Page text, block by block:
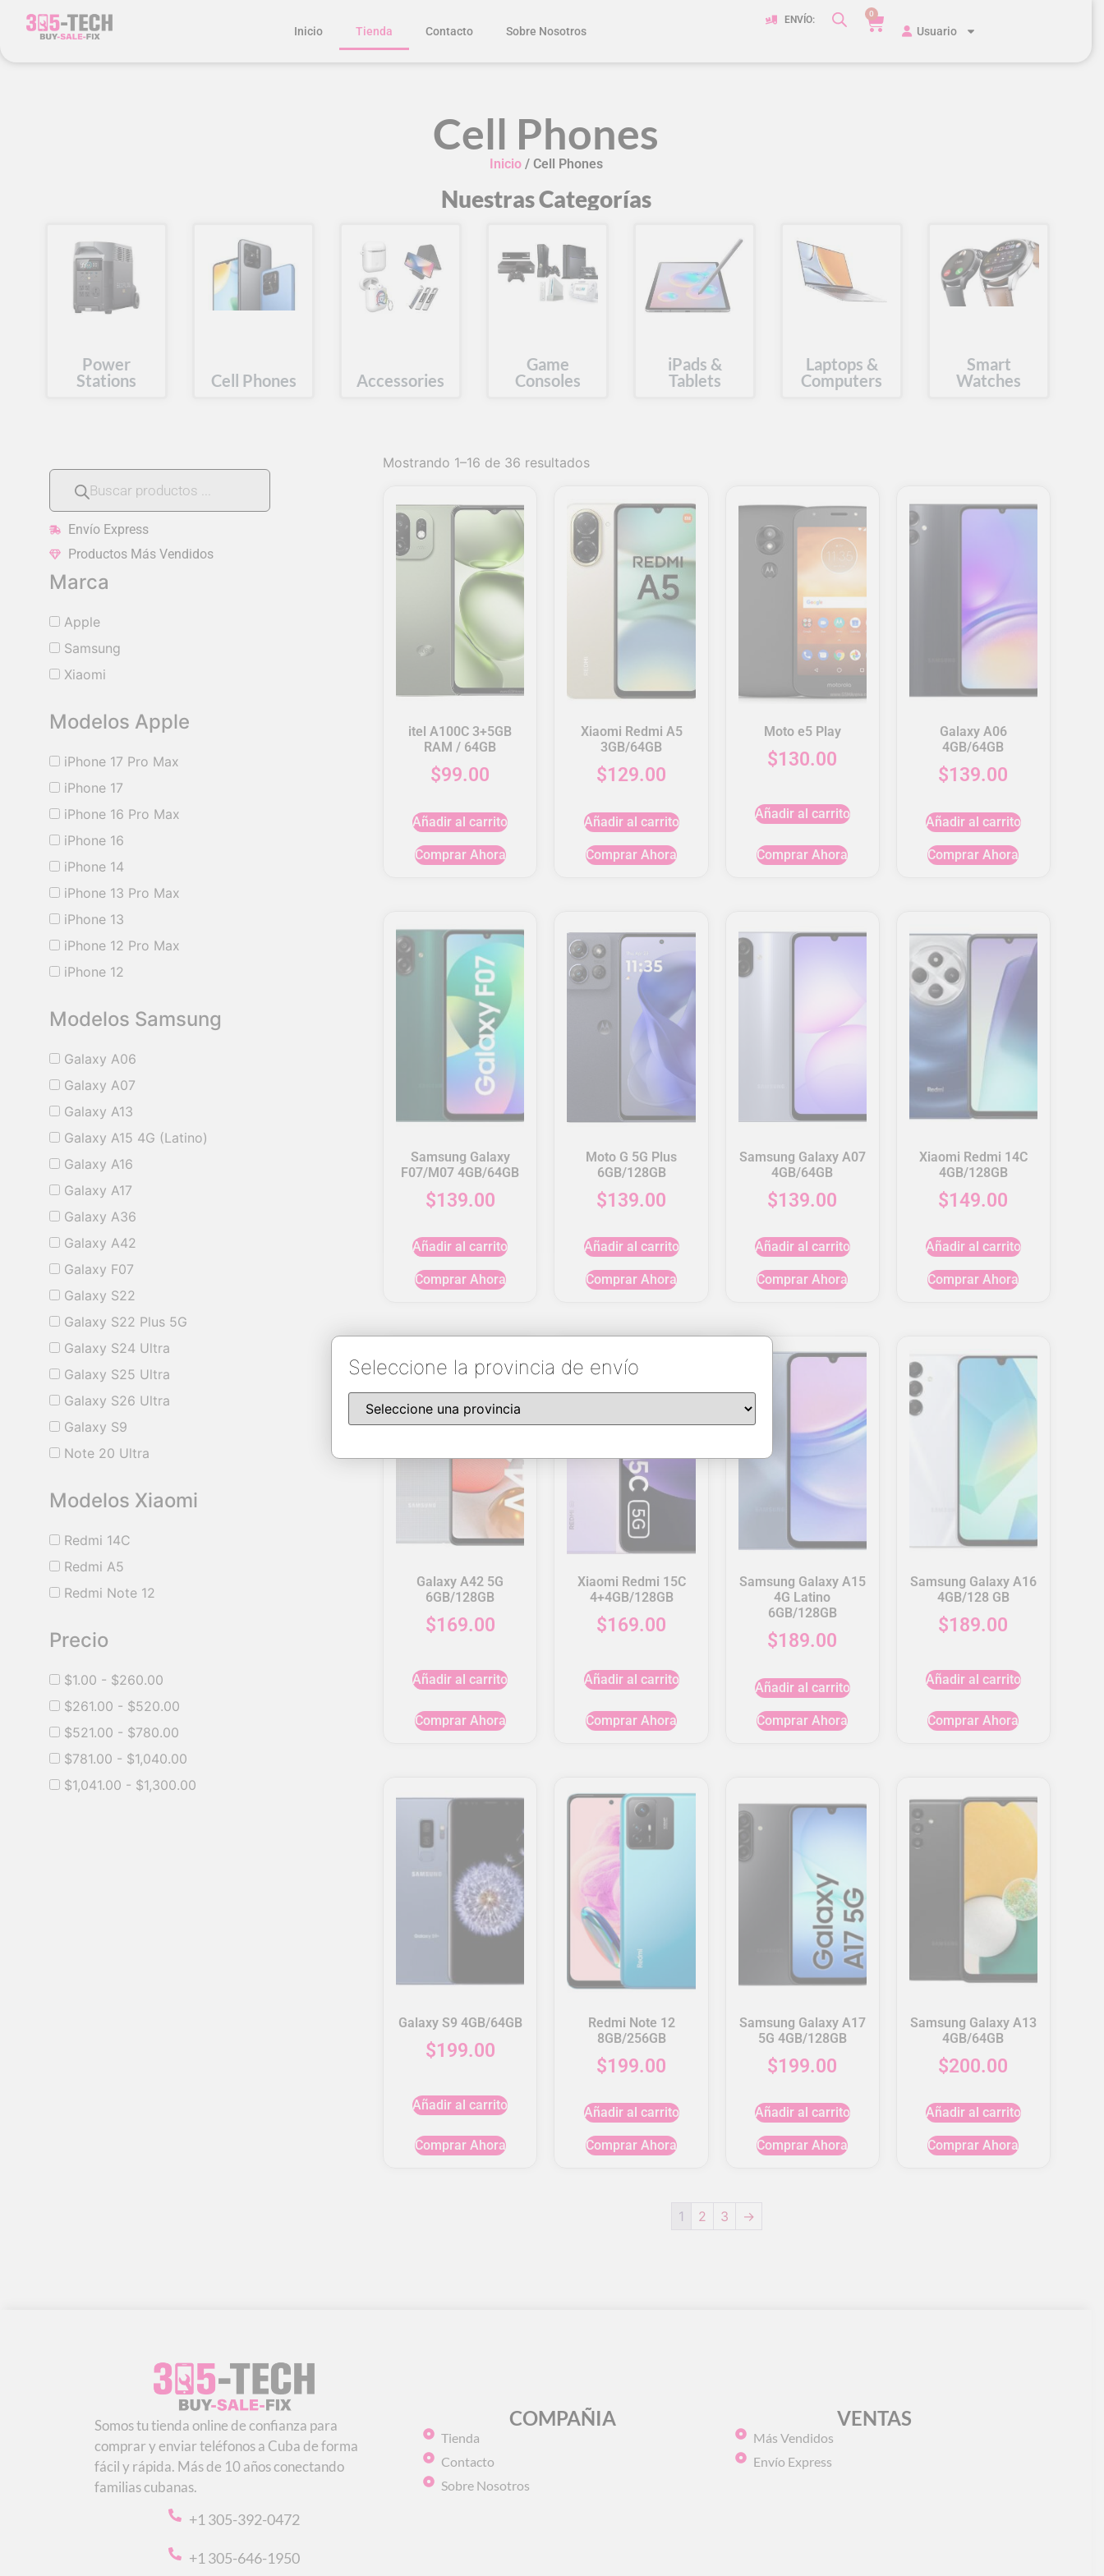
Inicio Tienda Contacto Sobre Nosotros
ENVÍO:
0
Usuario
Cell Phones
Inicio/ Cell Phones
Nuestras Categorías
Power
Stations
Cell Phones Accessories
Game
Consoles
iPads &
Tablets
Laptops &
Computers
Smart
Watches
Envío Express
Productos Más Vendidos
Marca
Apple
Samsung
Xiaomi
Modelos Apple
iPhone 17 Pro Max
iPhone 17
iPhone 16 Pro Max
iPhone 16
iPhone 14
iPhone 13 Pro Max
iPhone 13
iPhone 12 Pro Max
iPhone 12
Modelos Samsung
Galaxy A06
Galaxy A07
Galaxy A13
Galaxy A15 4G (Latino)
Galaxy A16
Galaxy A17
Galaxy A36
Galaxy A42
Galaxy F07
Galaxy S22
Galaxy S22 Plus 5G
Galaxy S24 Ultra
Galaxy S25 Ultra
Galaxy S26 Ultra
Galaxy S9
Note 20 Ultra
Modelos Xiaomi
Redmi 14C
Redmi A5
Redmi Note 12
Precio
$1.00 - $260.00
$261.00 - $520.00
$521.00 - $780.00
$781.00 - $1,040.00
$1,041.00 - $1,300.00
Mostrando 1–16 de 36 resultados
itel A100C 3+5GB
RAM / 64GB
$99.00
Añadir al carrito
Comprar Ahora
Xiaomi Redmi A5
3GB/64GB
$129.00
Añadir al carrito
Comprar Ahora
Moto e5 Play
$130.00
Añadir al carrito
Comprar Ahora
Galaxy A06
4GB/64GB
$139.00
Añadir al carrito
Comprar Ahora
Samsung Galaxy
F07/M07 4GB/64GB
$139.00
Añadir al carrito
Comprar Ahora
Moto G 5G Plus
6GB/128GB
$139.00
Añadir al carrito
Comprar Ahora
Samsung Galaxy A07
4GB/64GB
$139.00
Añadir al carrito
Comprar Ahora
Xiaomi Redmi 14C
4GB/128GB
$149.00
Añadir al carrito
Comprar Ahora
Galaxy A42 5G
6GB/128GB
$169.00
Añadir al carrito
Comprar Ahora
Xiaomi Redmi 15C
4+4GB/128GB
$169.00
Añadir al carrito
Comprar Ahora
Samsung Galaxy A15
4G Latino
6GB/128GB
$189.00
Añadir al carrito
Comprar Ahora
Samsung Galaxy A16
4GB/128 GB
$189.00
Añadir al carrito
Comprar Ahora
Galaxy S9 4GB/64GB
$199.00
Añadir al carrito
Comprar Ahora
Redmi Note 12
8GB/256GB
$199.00
Añadir al carrito
Comprar Ahora
Samsung Galaxy A17
5G 4GB/128GB
$199.00
Añadir al carrito
Comprar Ahora
Samsung Galaxy A13
4GB/64GB
$200.00
Añadir al carrito
Comprar Ahora
1 2 3 →
Somos tu tienda online de confianza para
comprar y enviar teléfonos a Cuba de forma
fácil y rápida. Más de 10 años conectando
familias cubanas.
+1 305-392-0472
+1 305-646-1950
COMPAÑIA
Tienda
Contacto
Sobre Nosotros
VENTAS
Más Vendidos
Envío Express
Seleccione la provincia de envío